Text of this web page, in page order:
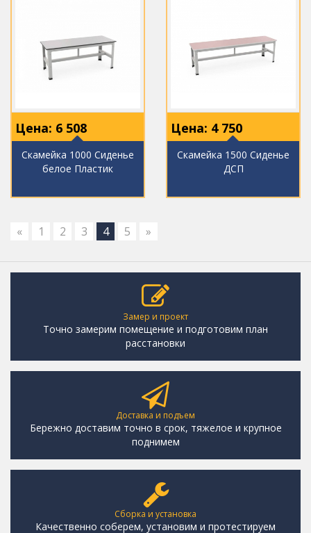
Цена: 6 508
Скамейка 1000 Сиденье
белое Пластик
Цена: 4 750
Скамейка 1500 Сиденье
ДСП
« 1 2 3 4 5 »
Замер и проект
Точно замерим помещение и подготовим план
расстановки
Доставка и подъем
Бережно доставим точно в срок, тяжелое и крупное
поднимем
Сборка и установка
Качественно соберем, установим и протестируем